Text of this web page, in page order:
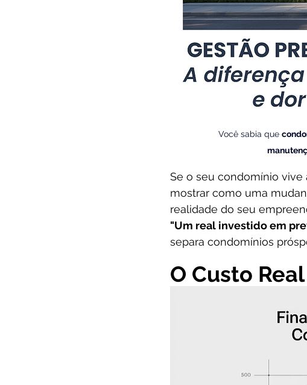
Você sabia que
Se o seu condomínio
mostrar como uma
realidade do seu
"Um real investido em
separa condomínios
O Custo